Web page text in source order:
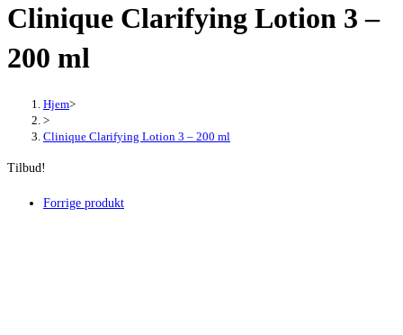
215,00 kr.. 161,25 kr..
Clinique Clarifying Lotion 3 –
200 ml
Hjem>
>
Clinique Clarifying Lotion 3 – 200 ml
Tilbud!
Forrige produkt